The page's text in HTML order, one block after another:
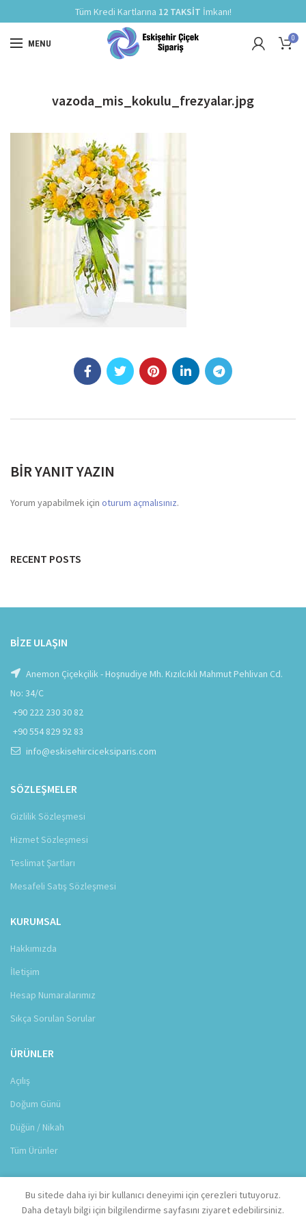
MENU 0
vazoda_mis_kokulu_frezyalar.jpg
BIR YANIT YAZIN
Yorum yapabilmek için oturum açmalısınız.
RECENT POSTS
BIZE ULAŞIN
Anemon Çiçekçilik - Hoşnudiye Mh. Kızılcıklı Mahmut Pehlivan Cd.
No: 34/C
+90 222 230 30 82
+90 554 829 92 83
info@eskisehirciceksiparis.com
SÖZLEŞMELER
Gizlilik Sözleşmesi
Hizmet Sözleşmesi
Teslimat Şartları
Mesafeli Satış Sözleşmesi
KURUMSAL
Hakkımızda
İletişim
Hesap Numaralarımız
Sıkça Sorulan Sorular
ÜRÜNLER
Açılış
Doğum Günü
Düğün / Nikah
Tüm Ürünler
© 2026 Eskişehir Çiçek Sipariş. Tüm hakları saklıdır. Designed by Arisdot Web
Tasarım
Tüm Kredi Kartlarına 12 TAKSİT İmkanı!
Bu sitede daha iyi bir kullanıcı deneyimi için çerezleri tutuyoruz.
Daha detaylı bilgi için bilgilendirme sayfasını ziyaret edebilirsiniz.